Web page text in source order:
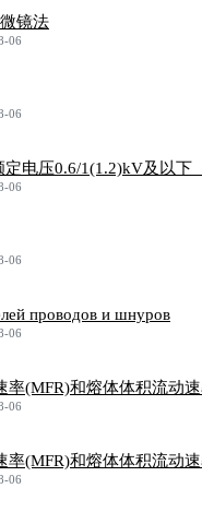
镜法
06
06
电压0.6/1(1.2)kV及以下
06
06
проводов и шнуров
06
率(MFR)和熔体体积流
06
(MFR)和熔体体积流动
06